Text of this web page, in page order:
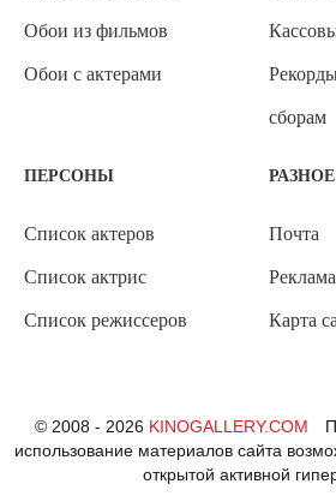
Обои из фильмов
Обои с актерами
сборам
ПЕРСОНЫ
Список актеров
Список актрис
Список режиссеров
РАЗНОЕ
Почта
Реклама
Карта
© 2008 - 2026 KINOGALLERY.COM
использование материалов сайта
открытой активной